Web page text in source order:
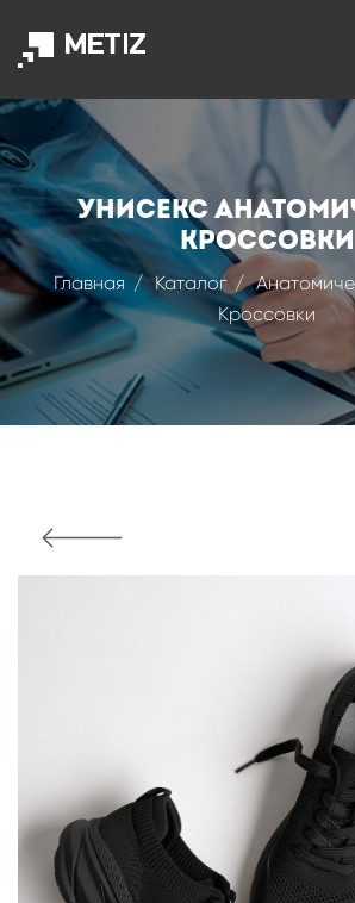
УНИСЕКС
КРОССОВКИ
Главная Каталог
Кроссовки